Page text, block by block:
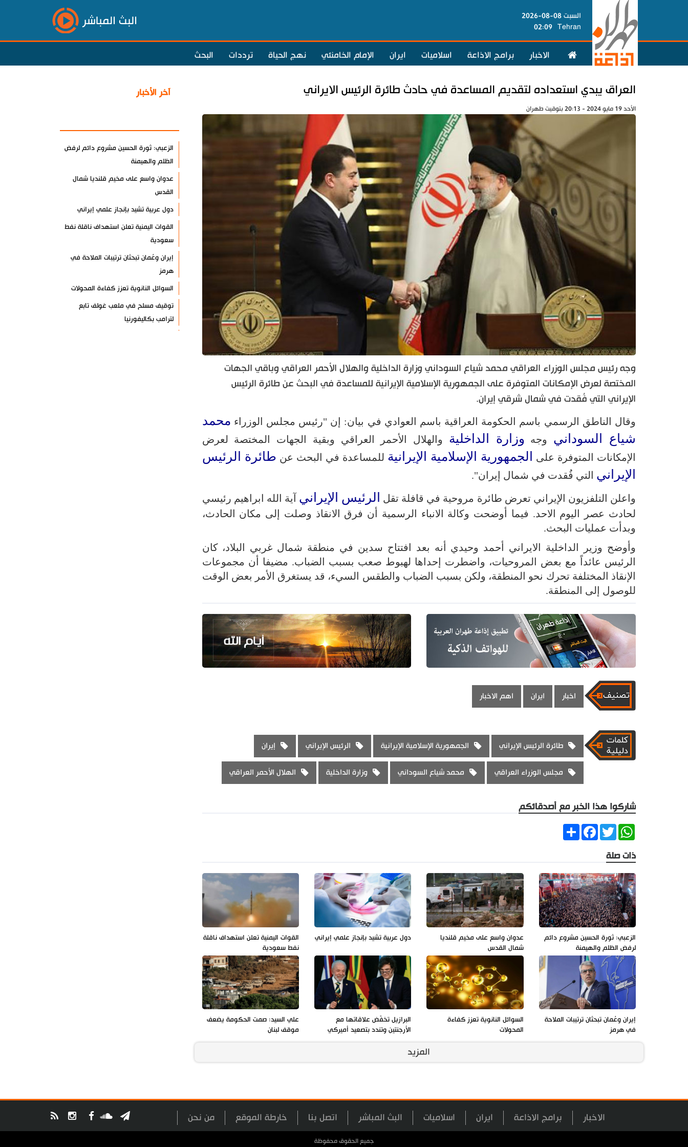
السبت 08-08-2026
Tehran
02:09 البث المباشر
الاخبار برامج الاذاعة اسلاميات ايران الإمام الخامنئي نهج الحياة ترددات البحث
العراق يبدي استعداده لتقديم المساعدة في حادث طائرة الرئيس الايراني
الأحد 19 مايو 2024 - 20:13 بتوقيت طهران
وجه رئيس مجلس الوزراء العراقي محمد شياع السوداني وزارة الداخلية والهلال الأحمر العراقي وباقي الجهات
المختصة لعرض الإمكانات المتوفرة على الجمهورية الإسلامية الإيرانية للمساعدة في البحث عن طائرة الرئيس
الإيراني التي فُقدت في شمال شرقي إيران.
وقال الناطق الرسمي باسم الحكومة العراقية باسم العوادي في بيان: إن "رئيس مجلس الوزراء محمد
شياع السوداني وجه وزارة الداخلية والهلال الأحمر العراقي وبقية الجهات المختصة لعرض
الإمكانات المتوفرة على
الجمهورية الإسلامية الإيرانية للمساعدة في البحث عن طائرة الرئيس
الإيراني التي فُقدت في شمال إيران".
واعلن التلفزيون الإيراني تعرض طائرة مروحية في قافلة تقل الرئيس الإيراني آية الله ابراهيم رئيسي
لحادث عصر اليوم الاحد. فيما أوضحت وكالة الانباء الرسمية أن فرق الانقاذ وصلت إلى مكان الحادث،
وبدأت عمليات البحث.
وأوضح وزير الداخلية الايراني أحمد وحيدي أنه بعد افتتاح سدين في منطقة شمال غربي البلاد، كان
الرئيس عائداً مع بعض المروحيات، واضطرت إحداها لهبوط صعب بسبب الضباب. مضيفا أن مجموعات
الإنقاذ المختلفة تحرك نحو المنطقة، ولكن بسبب الضباب والطقس السيء، قد يستغرق الأمر بعض الوقت
للوصول إلى المنطقة.
اخبار ايران اهم الاخبار
طائرة الرئيس الإيراني الجمهورية الإسلامية الإيرانية الرئيس الإيراني إيران
مجلس الوزراء العراقي محمد شياع السوداني وزارة الداخلية الهلال الأحمر العراقي
شاركوا هذا الخبر مع أصدقائكم
ShareFacebookTwitter
WhatsApp
ذات صلة
الزعبي: ثورة الحسين مشروع دائم
لرفض الظلم والهيمنة
عدوان واسع على مخيم قلنديا
شمال القدس
دول عربية تشيد بإنجاز علمي إيراني
القوات اليمنية تعلن استهداف ناقلة
نفط سعودية
إيران وعُمان تبحثان ترتيبات الملاحة
في هرمز
السوائل النانوية تعزز كفاءة
المحولات
البرازيل تخفّض علاقاتها مع
الأرجنتين وتندد بتصعيد أميركي
علي السيد: صمت الحكومة يضعف
موقف لبنان
المزيد
آخر الأخبار
الزعبي: ثورة الحسين مشروع دائم لرفض
الظلم والهيمنة
عدوان واسع على مخيم قلنديا شمال
القدس
دول عربية تشيد بإنجاز علمي إيراني
القوات اليمنية تعلن استهداف ناقلة نفط
سعودية
إيران وعُمان تبحثان ترتيبات الملاحة في
هرمز
السوائل النانوية تعزز كفاءة المحولات
توقيف مسلح في ملعب غولف تابع
لترامب بكاليفورنيا
الاخبار برامج الاذاعة ايران اسلاميات البث المباشر اتصل بنا خارطة الموقع من نحن
جميع الحقوق محفوظة